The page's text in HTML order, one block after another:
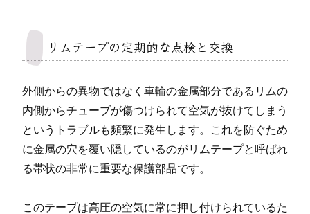
リムテープの定期的な点検と交換
外側からの異物ではなく車輪の金属部分であるリムの
内側からチューブが傷つけられて空気が抜けてしまう
というトラブルも頻繁に発生します。これを防ぐため
に金属の穴を覆い隠しているのがリムテープと呼ばれ
る帯状の非常に重要な保護部品です。
このテープは高圧の空気に常に押し付けられているた